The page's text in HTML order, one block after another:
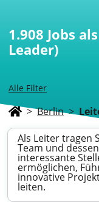
Alle Filter
1.908 Jobs
Leader)
> Berlin >
Als Leiter tragen
Team und
interessante
ermöglichen,
innovative
leiten.